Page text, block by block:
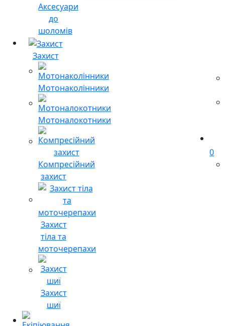
Аксесуари
до
шоломів
Захист
Мотонаколінники
Мотоналокотники
Компресійний
захист
Захист
тіла та
моточерепахи
Захист
шиї
0